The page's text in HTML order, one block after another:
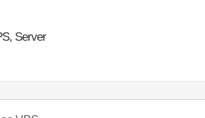
Server